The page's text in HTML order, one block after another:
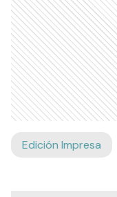
Edición Impresa